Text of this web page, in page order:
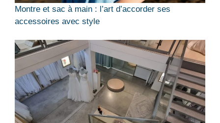
Montre et sac à main : l’art d’accorder ses
accessoires avec style